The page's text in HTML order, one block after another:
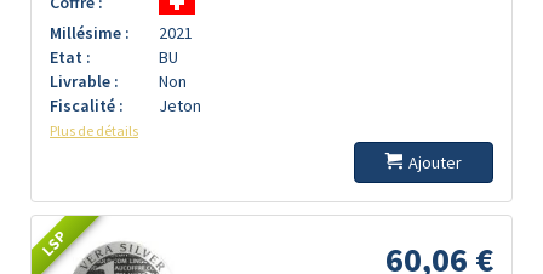
Millésime :
2021
Etat :
BU
Livrable :
Non
Fiscalité :
Jeton
Plus de détails
Ajouter
LSP 60,06 €